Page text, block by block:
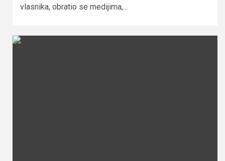
vlasnika, obratio se medijima,...